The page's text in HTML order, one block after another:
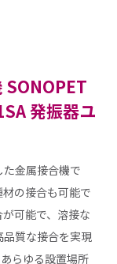
SONOPET
発振器ユ
金属接合機で
の接合も可能で
可能で、溶接な
品質な接合を実現
らゆる設置場所